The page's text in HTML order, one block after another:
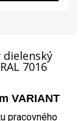
dielenský
7016
VARIANT
pracovného